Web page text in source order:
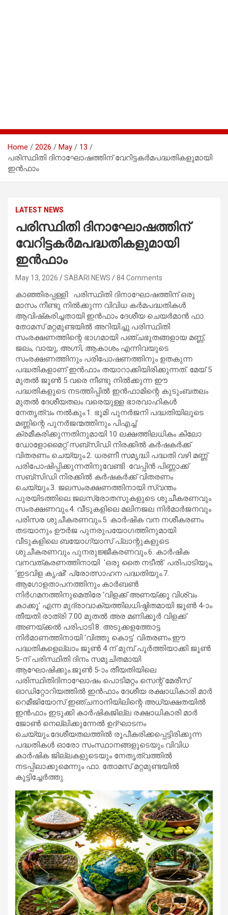
Home 2026 May
13
പരിസ്ഥിതി ദിനാഘോഷത്തിന് വേറിട്ടകര്‍മപദ്ധതികളുമായി
ഇന്‍ഫാം
LATEST NEWS
പരിസ്ഥിതി ദിനാഘോഷത്തിന്
വേറിട്ടകര്‍മപദ്ധതികളുമായി
ഇന്‍ഫാം
May 13, 2026 SABARI NEWS 84 Comments
കാഞ്ഞിരപ്പള്ളി: പരിസ്ഥിതി ദിനാഘോഷത്തിന് ഒരു
മാസം നീണ്ടു നില്‍ക്കുന്ന വിവിധ കര്‍മപദ്ധതികള്‍
ആവിഷ്‌കരിച്ചതായി ഇന്‍ഫാം ദേശീയ ചെയര്‍മാന്‍ ഫാ.
തോമസ് മറ്റമുണ്ടയില്‍ അറിയിച്ചു.പരിസ്ഥിതി
സംരക്ഷണത്തിന്റെ ഭാഗമായി പഞ്ചഭൂതങ്ങളായ മണ്ണ്,
ജലം, വായു, അഗ്നി, ആകാശം എന്നിവയുടെ
സംരക്ഷണത്തിനും പരിപോഷണത്തിനും ഉതകുന്ന
പദ്ധതികളാണ് ഇന്‍ഫാം തയാറാക്കിയിരിക്കുന്നത്. മേയ് 5
മുതല്‍ ജൂണ്‍ 5 വരെ നീണ്ടു നില്‍ക്കുന്ന ഈ
പദ്ധതികളുടെ നടത്തിപ്പില്‍ ഇന്‍ഫാമിന്റെ കുടുംബതലം
മുതല്‍ ദേശീയതലം വരെയുള്ള ഭാരവാഹികള്‍
നേതൃത്വം നല്‍കും.1. ഭൂമി പുനര്‍ജനി പദ്ധതിയിലൂടെ
മണ്ണിന്റെ പുനര്‍ജന്മത്തിനും പിഎച്ച്
ക്രമീകരിക്കുന്നതിനുമായി 10 ലക്ഷത്തിലധികം കിലോ
ഡോളോമൈറ്റ് സബ്‌സിഡി നിരക്കില്‍ കര്‍ഷകര്‍ക്ക്
വിതരണം ചെയ്യും.2. ധരണീ സമൃദ്ധി പദ്ധതി വഴി മണ്ണ്
പരിപോഷിപ്പിക്കുന്നതിനുവേണ്ടി വേപ്പിന്‍ പിണ്ണാക്ക്
സബ്‌സിഡി നിരക്കില്‍ കര്‍ഷകര്‍ക്ക് വിതരണം
ചെയ്യും.3. ജലസംരക്ഷണത്തിനായി സ്വന്തം
പുരയിടത്തിലെ ജലസ്രോതസുകളുടെ ശുചീകരണവും
സംരക്ഷണവും.4. വീടുകളിലെ മലിനജല നിര്‍മാര്‍ജനവും
പരിസര ശുചീകരണവും.5. കാര്‍ഷിക വന നശീകരണം
തടയാനും ഊര്‍ജ പുനരുപയോഗത്തിനുമായി
വീടുകളിലെ ബയോഗ്യാസ് പ്ലാന്റുകളുടെ
ശുചീകരണവും പുനരുജ്ജീകരണവും.6. കാര്‍ഷിക
വനവത്കരണത്തിനായി ‘ഒരു തൈ നടീല്‍’ പരിപാടിയും,
‘ഇടവിള കൃഷി’ പ്രോത്സാഹന പദ്ധതിയും.7.
ആഗോളതാപനത്തിനും കാര്‍ബണ്‍
നിര്‍ഗമനത്തിനുമെതിരേ ‘വിളക്ക് അണയ്ക്കൂ വിശ്വം
കാക്കൂ’ എന്ന മുദ്രാവാക്യത്തിലധിഷ്ഠിതമായി ജൂണ്‍ 4-ാം
തീയതി രാത്രി 7.00 മുതല്‍ അര മണിക്കൂര്‍ വിളക്ക്
അണയ്ക്കല്‍ പരിപാടി.8. അടുക്കളത്തോട്ട
നിര്‍മാണത്തിനായി ‘വിത്തു കൊട്ട’ വിതരണം.ഈ
പദ്ധതികളെല്ലാം ജൂണ്‍ 4 ന് മുമ്പ് പൂര്‍ത്തിയാക്കി ജൂണ്‍
5-ന് പരിസ്ഥിതി ദിനം സമുചിതമായി
ആഘോഷിക്കും.ജൂണ്‍ 5-ാം തീയതിയിലെ
പരിസ്ഥിതിദിനാഘോഷം പൊടിമറ്റം സെന്റ് മേരീസ്
ഓഡിറ്റോറിയത്തില്‍ ഇന്‍ഫാം ദേശീയ രക്ഷാധികാരി മാര്‍
റെമീജിയോസ് ഇഞ്ചനാനിയിലിന്റെ അധ്യക്ഷതയില്‍
ഇന്‍ഫാം ഇടുക്കി കാര്‍ഷികജില്ല രക്ഷാധികാരി മാര്‍
ജോണ്‍ നെല്ലിക്കുന്നേല്‍ ഉദ്ഘാടനം
ചെയ്യും.ദേശീയതലത്തില്‍ രൂപീകരിക്കപ്പെട്ടിരിക്കുന്ന
പദ്ധതികള്‍ ഓരോ സംസ്ഥാനങ്ങളുടെയും വിവിധ
കാര്‍ഷിക ജില്ലകളുടെയും നേതൃത്വത്തില്‍
നടപ്പിലാക്കുമെന്നും ഫാ. തോമസ് മറ്റമുണ്ടയില്‍
കൂട്ടിച്ചേര്‍ത്തു.